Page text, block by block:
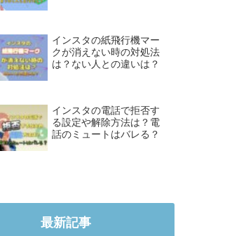
インスタの紙飛行機マー
クが消えない時の対処法
は？ない人との違いは？
インスタの電話で拒否す
る設定や解除方法は？電
話のミュートはバレる？
最新記事